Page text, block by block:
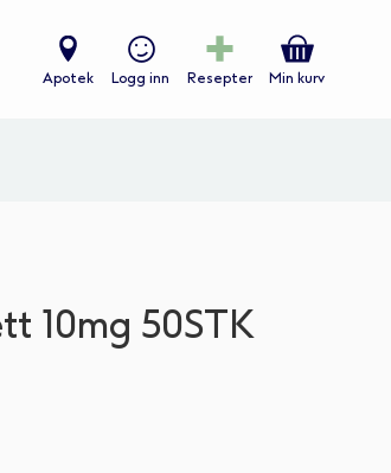
Apotek Logg inn Resepter Min kurv
10mg 50STK